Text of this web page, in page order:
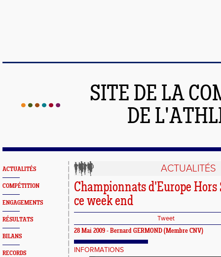
SITE DE LA
DE
ACTUALITÉS
COMPÉTITION
ENGAGEMENTS
RÉSULTATS
BILANS
RECORDS
ACTUALITÉS
Championnats d'Europe Hors
ce week end
Tweet
28 Mai 2009 - Bernard GERMOND (Membre CNV)
INFORMATIONS